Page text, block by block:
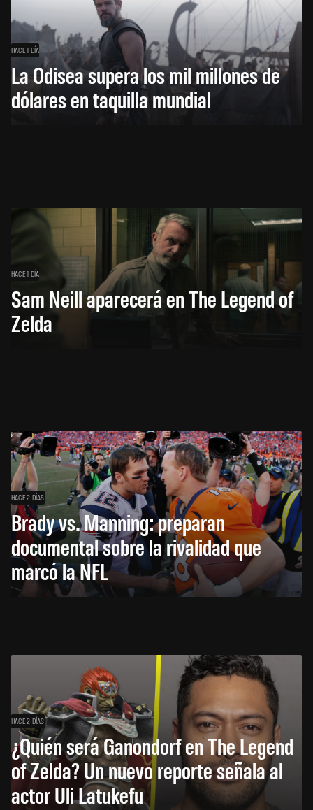
HACE 1 DÍA
La Odisea supera los mil millones de
dólares en taquilla mundial
HACE 1 DÍA
Sam Neill aparecerá en The Legend of
Zelda
HACE 2 DÍAS
Brady vs. Manning: preparan
documental sobre la rivalidad que
marcó la NFL
HACE 2 DÍAS
¿Quién será Ganondorf en The Legend
of Zelda? Un nuevo reporte señala al
actor Uli Latukefu